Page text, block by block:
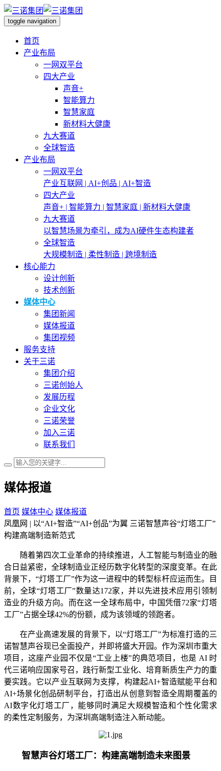
toggle navigation
首页
产业布局
一网双平台
四大产业
声音+
智能算力
智慧家庭
新材料大健康
九大赛道
全球智造
产业布局
一网双平台
产业互联网 | AI+创品 | AI+智造
四大产业
声音+ | 智能算力 | 智慧家庭 | 新材料大健康
九大赛道
以智慧场景为牵引，成为AI硬件生态构建者
全球智造
大规模制造 | 柔性制造 | 跨境制造
核心能力
设计创新
技术创新
媒体中心
集团新闻
媒体报道
集团视频
服务支持
关于三诺
集团介绍
三诺创始人
发展历程
企业文化
三诺荣誉
加入三诺
联系我们
媒体报道
首页 媒体中心 媒体报道
凤凰网 | 以“AI+智造”“AI+创品”为翼 三诺智慧声谷“灯塔工厂”
构建高端制造新范式
随着第四次工业革命的持续推进，人工智能与制造业的融
合日益紧密，全球制造业正经历数字化转型的深度变革。在此
背景下，“灯塔工厂”作为这一进程中的转型标杆应运而生。目
前，全球“灯塔工厂”数量达172家，并以先进技术应用引领制
造业的升级方向。而在这一全球布局中，中国凭借72家“灯塔
工厂”占据全球42%的份额，成为该领域的领跑者。
在产业高速发展的背景下，以“灯塔工厂”为标准打造的三
诺智慧声谷现已全面投产，并即将盛大开园。作为深圳市重大
项目，这座产业园不仅是“工业上楼”的典范项目，也是 AI 时
代三诺响应国家号召，践行新型工业化、培育新质生产力的重
要实践。它以产业互联网为支撑，构建起AI+智造赋能平台和
AI+场景化创品研制平台，打造出从创意到智造全周期覆盖的
AI数字化灯塔工厂，能够同时满足大规模智造和个性化需求
的柔性定制服务，为深圳高端制造注入新动能。
智慧声谷灯塔工厂：构建高端制造未来图景